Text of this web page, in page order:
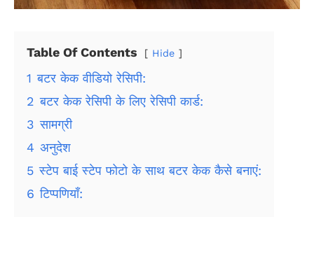
Table Of Contents Hide
1 बटर केक वीडियो रेसिपी:
2 बटर केक रेसिपी के लिए रेसिपी कार्ड:
3 सामग्री
4 अनुदेश
5 स्टेप बाई स्टेप फोटो के साथ बटर केक कैसे बनाएं:
6 टिप्पणियाँ: